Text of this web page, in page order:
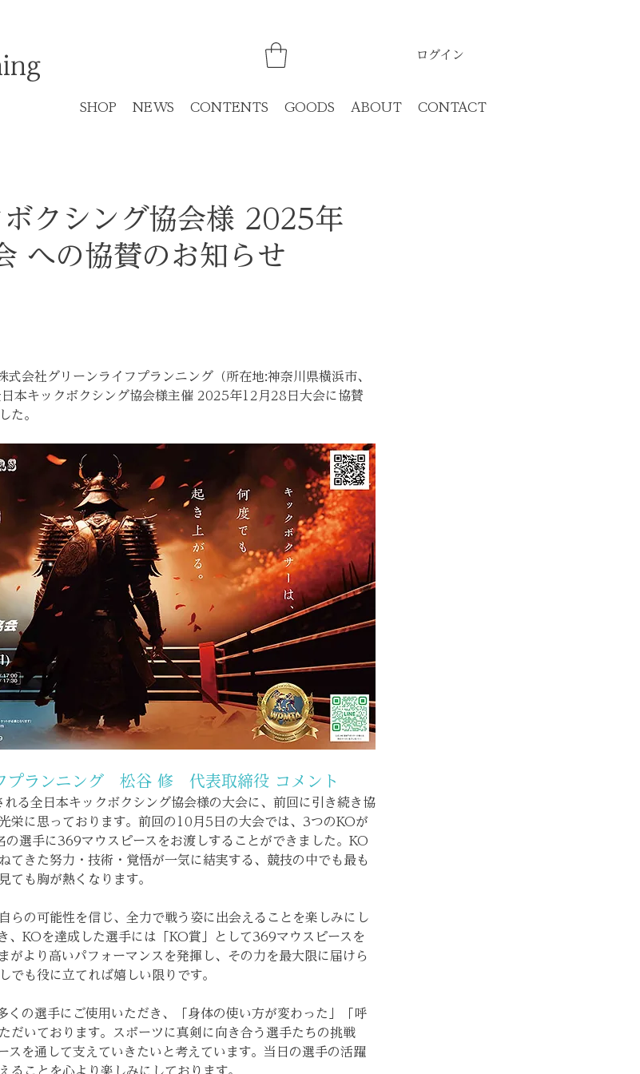
ログイン
SHOP NEWS CONTENTS GOODS ABOUT CONTACT
クシング協会様 2025年
への協賛のお知らせ
会社グリーンライフプランニング（所在地:神奈川県横浜市、
本キックボクシング協会様主催 2025年12月28日大会に協賛
た。
プランニング　松谷 修　代表取締役 コメント
る全日本キックボクシング協会様の大会に、前回に引き続き協
栄に思っております。前回の10月5日の大会では、3つのKOが
の選手に369マウスピースをお渡しすることができました。KO
てきた努力・技術・覚悟が一気に結実する、競技の中でも最も
ても胸が熱くなります。
らの可能性を信じ、全力で戦う姿に出会えることを楽しみにし
、KOを達成した選手には「KO賞」として369マウスピースを
がより高いパフォーマンスを発揮し、その力を最大限に届けら
でも役に立てれば嬉しい限りです。
くの選手にご使用いただき、「身体の使い方が変わった」「呼
だいております。スポーツに真剣に向き合う選手たちの挑戦
スを通して支えていきたいと考えています。当日の選手の活躍
ることを心より楽しみにしております。